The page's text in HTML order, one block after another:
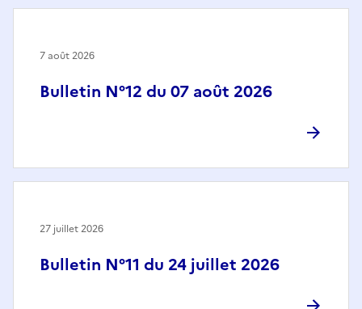
Bulletin N°12 du 07 août 2026
7 août 2026
Bulletin N°11 du 24 juillet 2026
27 juillet 2026